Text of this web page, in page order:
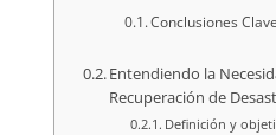
Conclusiones Clave
Entendiendo la
Recuperación de
Definición y